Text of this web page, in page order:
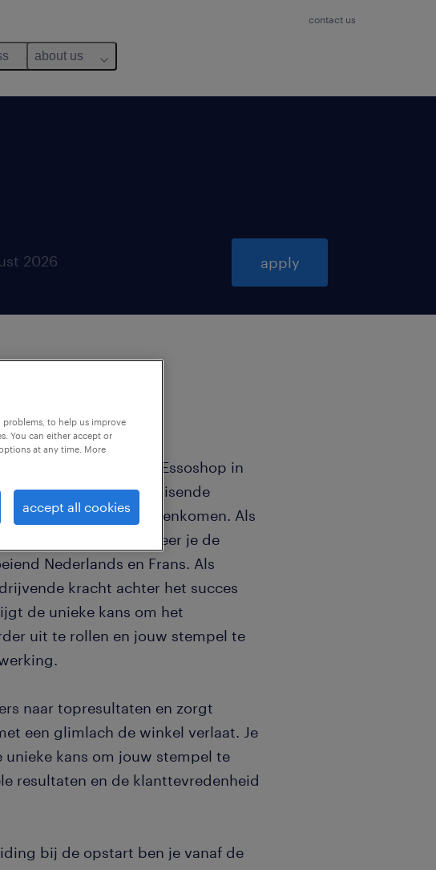
contact us
about us
2026 apply
Shopmanager voor de Essoshop in
je binnen in een bruisende
broodjeszaak samenkomen. Als
je een team aan, beheer je de
Nederlands en Frans. Als
kracht achter het succes
de unieke kans om het
uit te rollen en jouw stempel te
naar topresultaten en zorgt
een glimlach de winkel verlaat. Je
kans om jouw stempel te
resultaten en de klanttevredenheid
bij de opstart ben je vanaf de
to help us improve
You can either accept or
at any time. More
accept all cookies